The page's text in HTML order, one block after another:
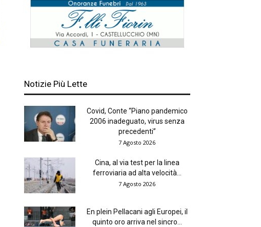
Notizie Più Lette
Covid, Conte “Piano pandemico
2006 inadeguato, virus senza
precedenti”
7 Agosto 2026
Cina, al via test per la linea
ferroviaria ad alta velocità...
7 Agosto 2026
En plein Pellacani agli Europei, il
quinto oro arriva nel sincro...